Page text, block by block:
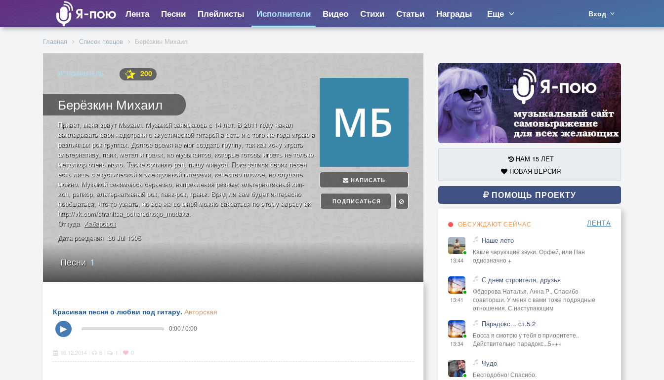
Лента Песни Плейлисты Исполнители Видео Стихи Статьи Награды Еще Вход
Главная Список певцов Берёзкин Михаил
ИСПОЛНИТЕЛЬ 200
Берёзкин Михаил
НАПИСАТЬ
ПОДПИСАТЬСЯ
Привет, меня зовут Михаил. Музыкой занимаюсь с 14 лет. В 2011 году начал
выкладывать свои недотреки с акустической гитарой в сеть и с того же года играю в
различных рок-группах. Долгое время не мог создать группу, так как хочу играть
альтернативу, панк, метал и гранж, но музыкантов, которые готовы играть не только
металкор очень мало. Также сочиняю рэп, пишу минуса. Пока записи своих песен
есть лишь с акустической и электронной гитарами, качество плохое, но слушать
можно. Музыкой занимаюсь серьезно, направления разные: альтернативный хип-
хоп, рэпкор, альтернативный рок, панк-рок, гранж. Вряд ли вам будет интересно
пообщаться, что-то узнать, но все же со мной можно связаться по этому адресу вк
http://vk.com/stranitsa_ocherednogo_mudaka.
Откуда Хабаровск
Дата рождения 30 Jul 1995
Песни1
Красивая песня о любви под гитару. Авторская
▶
0:00 / 0:00
16.12.2014 6 1 0
НАМ 15 ЛЕТ
НОВАЯ ВЕРСИЯ
ПОМОЩЬ ПРОЕКТУ
ОБСУЖДАЮТ СЕЙЧАС ЛЕНТА
13:44
Наше лето
Какие чарующие звуки. Орфей, или Пан
однозначно +
13:41
С днём строителя, друзья
Фёдорова Наталья, Анна Р., Спасибо
соавторши. У меня с вами тоже подрядные
отношения. С наступающим
13:34
Парадокс... ст.5.2
Босса я смотрю у тебя в приоритете..
Действительно парадокс...5+++
Чудо
Бесподобно! Спасибо.